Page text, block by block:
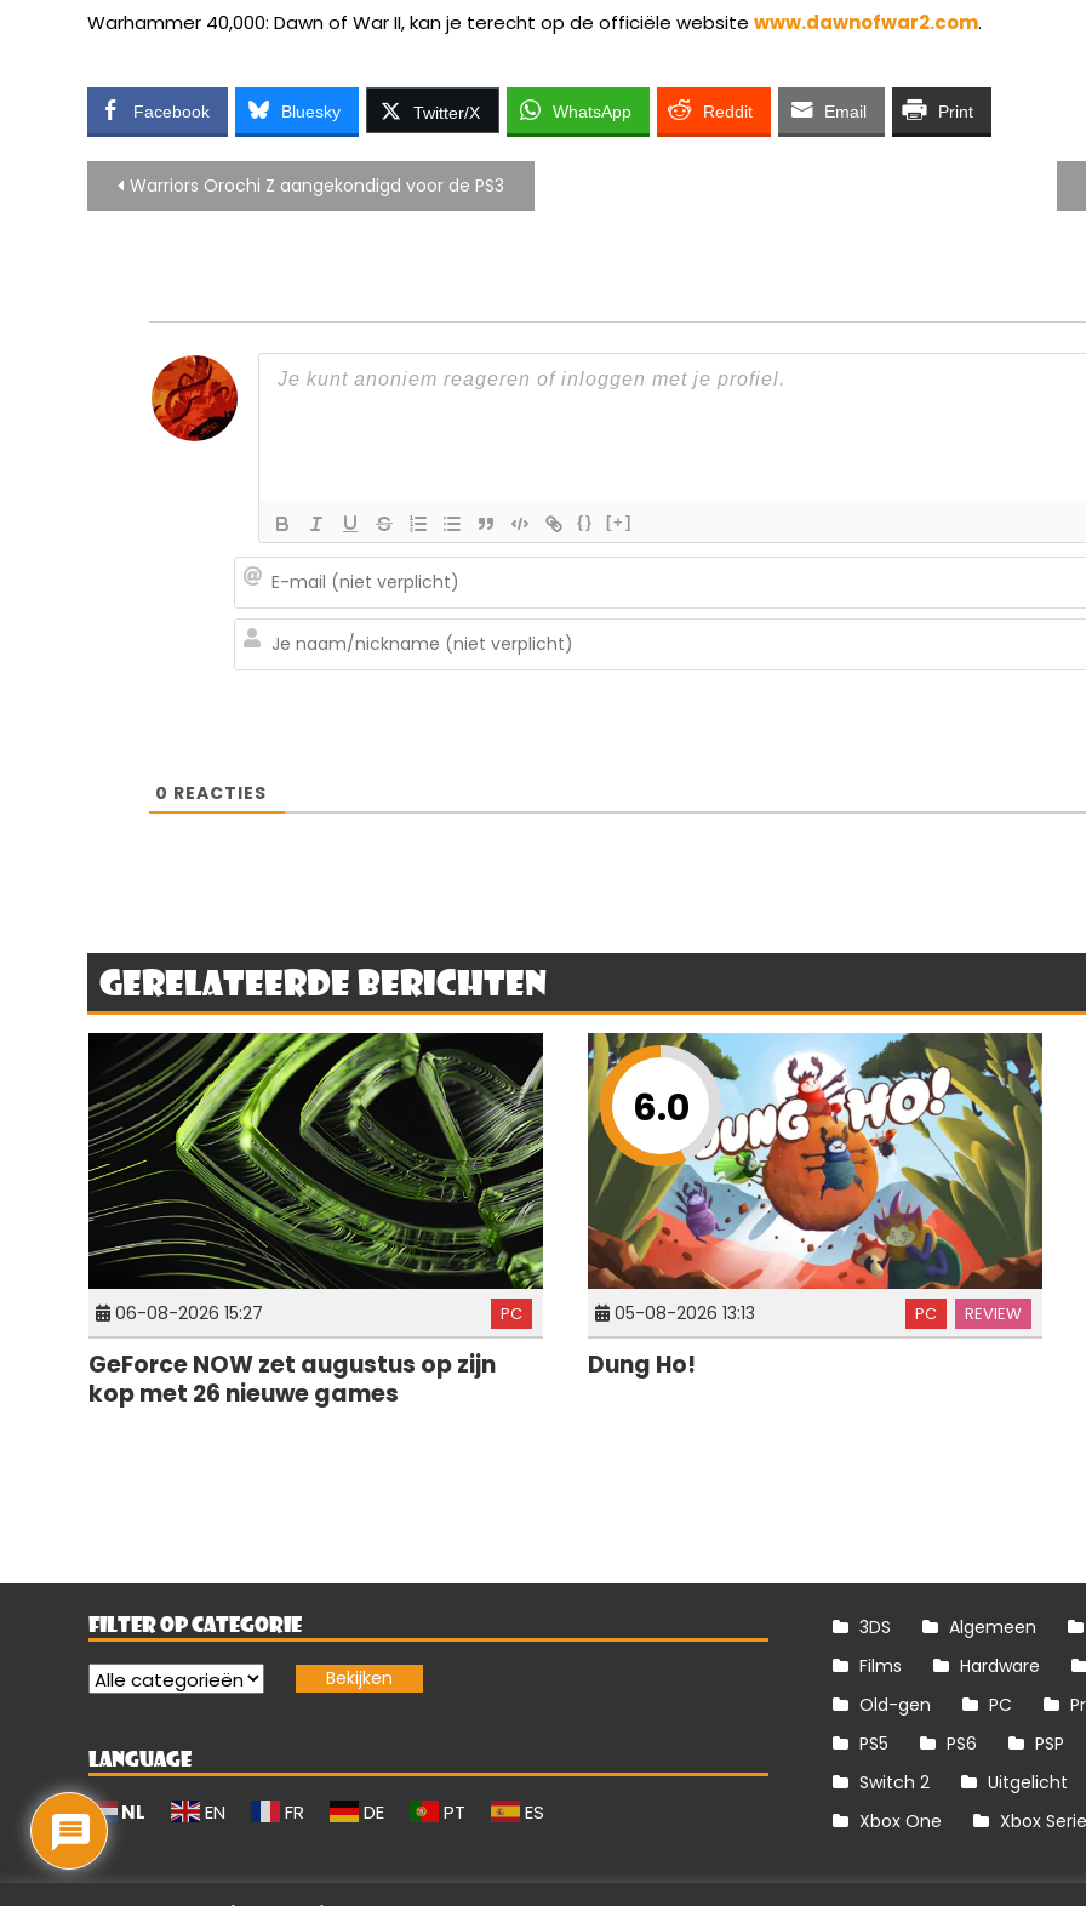
Warhammer 40,000: Dawn of War II, kan je terecht op de officiële website www.dawnofwar2.com.
Facebook Bluesky Twitter/X WhatsApp Reddit Email Print
Bericht
Warriors Orochi Z aangekondigd voor de PS3
{} [+]
0 REACTIES
Gerelateerde berichten
06-08-2026 15:27 PC
GeForce NOW zet augustus op zijn
kop met 26 nieuwe games
6.0
05-08-2026 13:13 PC REVIEW
Dung Ho!
FILTER OP CATEGORIE
LANGUAGE
NL EN FR DE PT ES
3DS Algemeen
Films
Hardware
Old-gen
PC
PS5
PS6 PSP
Switch 2
Uitgelicht
Xbox One
Xbox